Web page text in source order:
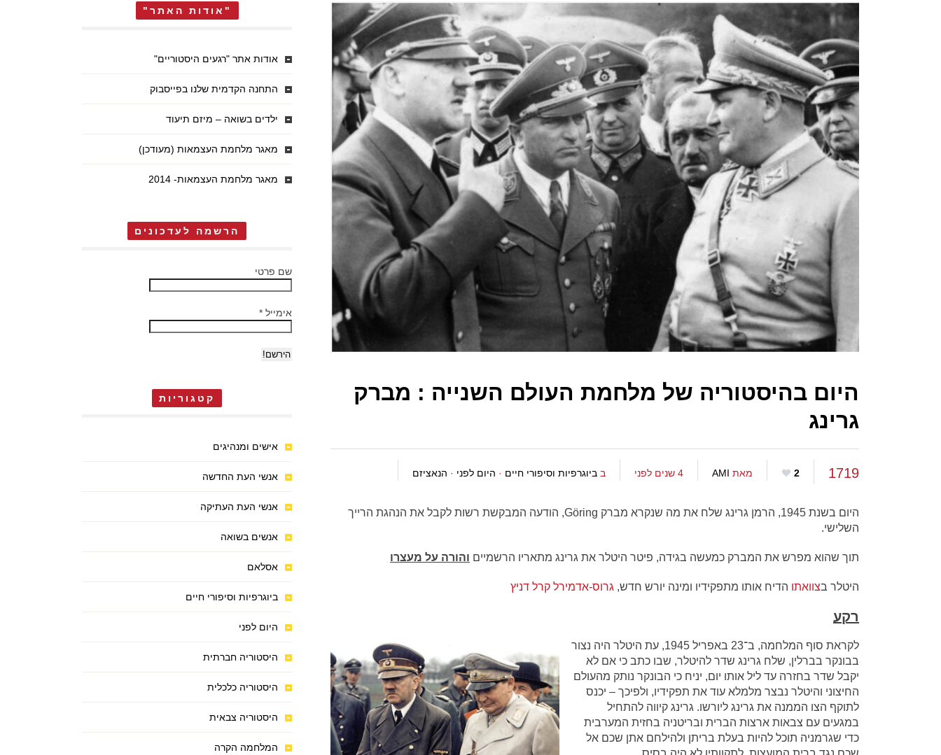
היום בהיסטוריה של מלחמת העולם השנייה : מברק
גרינג
1719
2 מאת AMI 4 שנים לפני ב ביוגרפיות וסיפורי חיים · היום לפני · הנאציזם
היום בשנת 1945, הרמן גרינג שלח את מה שנקרא מברק Göring, הודעה המבקשת רשות לקבל את הנהגת הרייך
השלישי.
תוך שהוא מפרש את המברק כמעשה בגידה, פיטר היטלר את גרינג מתאריו הרשמיים והורה על מעצרו
היטלר בצוואתו הדיח אותו מתפקידיו ומינה יורש חדש, גרוס-אדמירל קרל דניץ
רקע
לקראת סוף המלחמה, ב־23 באפריל 1945, עת היטלר היה נצור
בבונקר בברלין, שלח גרינג שדר להיטלר, שבו כתב כי אם לא
יקבל שדר בחזרה עד ליל אותו יום, יניח כי הבונקר נותק מהעולם
החיצוני והיטלר נבצר מלמלא עוד את תפקידיו, ולפיכך – יכנס
לתוקף הצו הממנה את גרינג ליורשו. גרינג קיווה להתחיל
במגעים עם צבאות ארצות הברית ובריטניה בחזית המערבית
כדי שגרמניה תוכל להיות בעלת בריתן ולהילחם אתן שכם אל
"אודות האתר"
אודות אתר "רגעים היסטוריים"
התחנה הקדמית שלנו בפייסבוק
ילדים בשואה – מיזם תיעוד
מאגר מלחמת העצמאות (מעודכן)
מאגר מלחמת העצמאות- 2014
הרשמה לעדכונים
שם פרטי
אימייל *
קטגוריות
אישים ומנהיגים
אנשי העת החדשה
אנשי העת העתיקה
אנשים בשואה
אסלאם
ביוגרפיות וסיפורי חיים
היום לפני
היסטוריה חברתית
היסטוריה כלכלית
היסטוריה צבאית
המלחמה הקרה